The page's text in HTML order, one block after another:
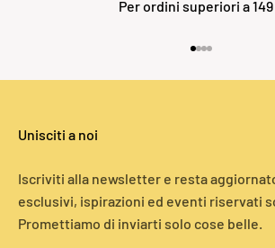
Per ordini superiori a
Unisciti a noi
Iscriviti alla newsletter e resta
esclusivi, ispirazioni ed eventi riservati
Promettiamo di inviarti solo cose belle.